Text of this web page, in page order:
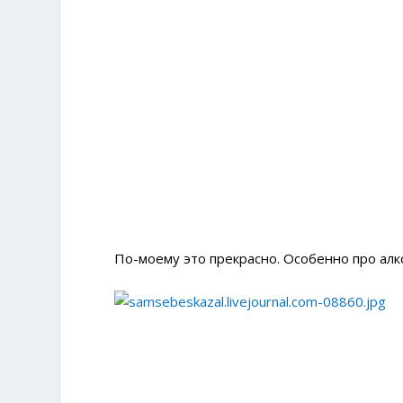
По-моему это прекрасно. Особенно про